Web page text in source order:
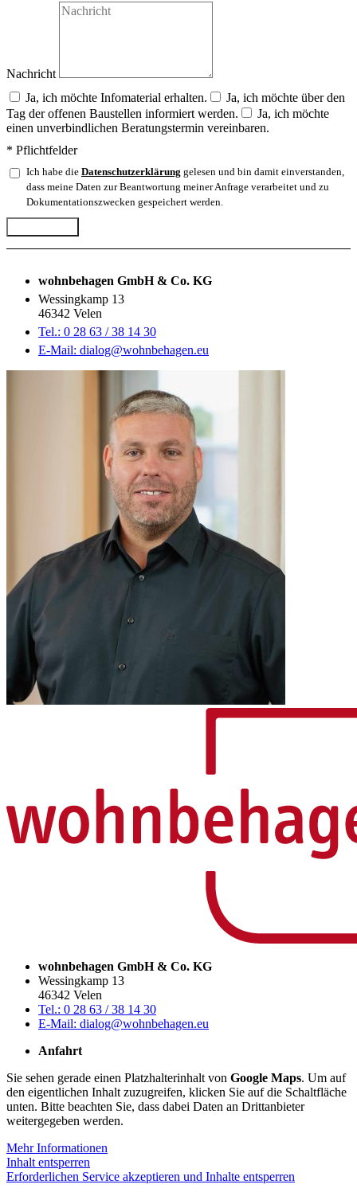
Nachricht
Ja, ich möchte Infomaterial erhalten.
Ja, ich möchte über den
Tag der offenen Baustellen informiert werden.
Ja, ich möchte
einen unverbindlichen Beratungstermin vereinbaren.
* Pflichtfelder
Ich habe die Datenschutzerklärung gelesen und bin damit einverstanden,
dass meine Daten zur Beantwortung meiner Anfrage verarbeitet und zu
Dokumentationszwecken gespeichert werden.
wohnbehagen GmbH & Co. KG
Wessingkamp 13
46342 Velen
Tel.: 0 28 63 / 38 14 30
E-Mail: dialog@wohnbehagen.eu
wohnbehagen GmbH & Co. KG
Wessingkamp 13
46342 Velen
Tel.: 0 28 63 / 38 14 30
E-Mail: dialog@wohnbehagen.eu
Anfahrt
Sie sehen gerade einen Platzhalterinhalt von Google Maps. Um auf
den eigentlichen Inhalt zuzugreifen, klicken Sie auf die Schaltfläche
unten. Bitte beachten Sie, dass dabei Daten an Drittanbieter
weitergegeben werden.
Mehr Informationen
Inhalt entsperren
Erforderlichen Service akzeptieren und Inhalte entsperren